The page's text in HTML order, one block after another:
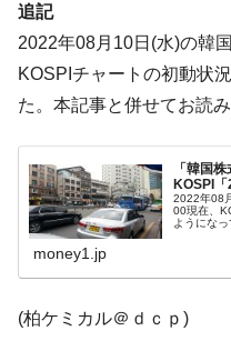
『Money1』
【対日本円
に韓国がいっちょがみし
『Money1』
韓国政府『
1.9倍！
『Money1』
在韓米国大
く空港に詰めかけ「出て
ドを掲げる「在韓反米勢力
JPモルガ
追記
2022年08月10日(水)の韓
KOSPIチャートの初動状
た。本記事と併せてお読
「韓国
KOSPI「
2022年08
00現在、
ようにな
money1.jp
(柏ケミカル＠ｄｃｐ)